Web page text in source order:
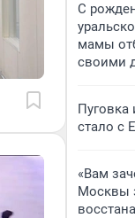
С
мамы
своими
Пуговка
стало с
«Вам
Москвы